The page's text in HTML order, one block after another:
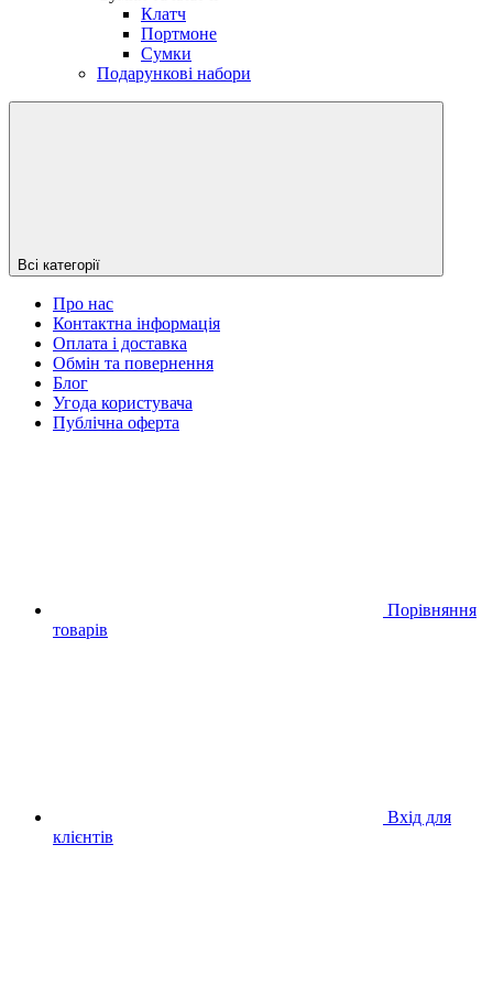
Клатч
Портмоне
Сумки
Подарункові набори
Всі категорії
Про нас
Контактна інформація
Оплата і доставка
Обмін та повернення
Блог
Угода користувача
Публічна оферта
Порівняння
товарів
Вхід для
клієнтів